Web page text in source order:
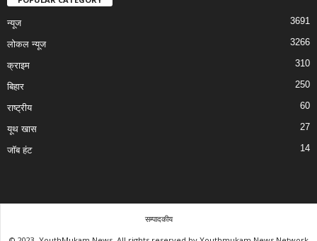
न्यूज 3691
लोकल न्यूज 3266
क्राइम 310
बिहार 250
राष्ट्रीय 60
यूथ खास 27
जॉब हंट 14
सम्पादकीय